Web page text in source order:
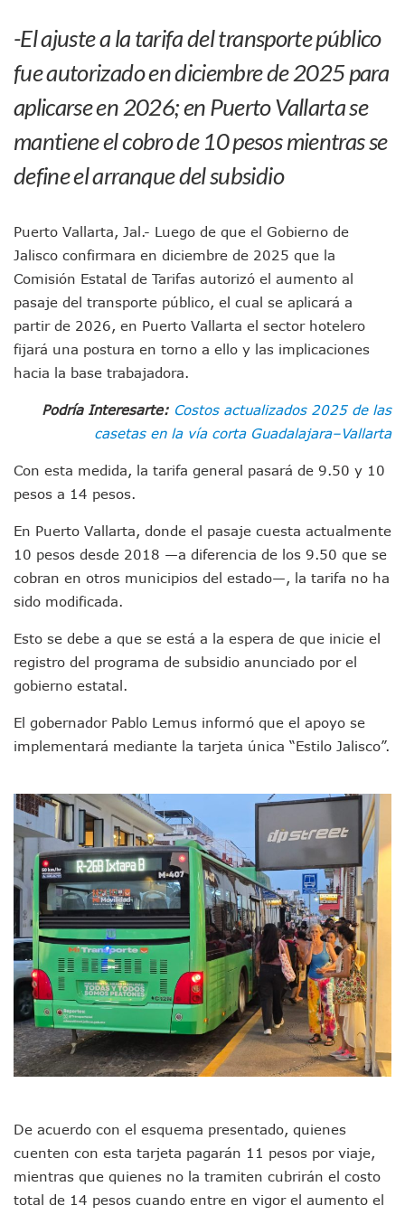
Cae El “R1”, Presunto Autor Intelectual Del Homicidio De
Citan A Siete Integrantes De La Semar Por Investigación
IMSS Invierte 12.6 MDP En Remodelar Urgencias Del
En Abril 2027 Terminarán El Centro Regional De Autismo
Puerto Vallarta Fortalece Su Promoción En California Con
Accidente En Un RZR, Principal Hipótesis Por La Muerte
Este Viernes, Lemus Inaugurará El Sistema De
Hallazgo De Yareli Colmenares Tovar Eleva A 4 Cuerpos
Regresa A Puerto Vallarta La Premiación Nacional De La
Ra Aguilar Acompaña A Cientos De Familias En Las
Oleaje Y Riesgo Por Cocodrilos Mantienen Restricciones
“Kato” Supera El Abandono Y Comienza Una Nueva Vida
México Necesitaba 600 Mil Empleos; Solo Generó 262 Mil
Poderoso Terremoto Destruye Edificios Y Puentes En
Munguía Es El Sexto Mejor Alcalde De Jalisco, Según
Colectivos Piden A Lemus Más Ministerios Públicos Para
Avenida Federación En Puerto Vallarta Registra 80% De
Mercado Vallarta Incluye Reúne A Emprendedores Locales
Morenistas Imparten Taller En Puerto Vallarta
Ayutla Bajo Investigación Tras Reporte De Posible
Maleza Crece En Camellones De La Principal Avenida
Lluvias E Inundaciones No Detienen El Transporte Público
Juan Carlos Castro Realiza Asamblea Informativa En La
Viajar A Puerto Vallarta Este Verano Puede Costar Hasta
Buscan Reducir Riesgos Por Cocodrilos En Playas De
Vecinos De La Playita Reciben A Juan Carlos Castro
Asesinan En Oaxaca Al Periodista Francisco Alejandro
Yussara Canales Pide Transparencia Sobre Nuevo
Adultos Mayores De Ixtapa Tendrán Una “Casa De Día”
Mujeres Recorren Calles De Ixtapa Para Identificar
Bruno Blancas Convoca A Mesa De Análisis Para La
CUCosta E IMSS Nayarit Avanzan En Acuerdos Para
Videos De Presunto Convoy Armado Desatan Operativo
Playa Las Cocinas: Retiran Concesión Y Anuncian Plan De
Dr. Álvarez Zayas Dirige Plan De Salud Animal Y
Por Desaparición Forzada, Expolicías De Nayarit
“El Mayo” Zambada Es Condenado A Morir En Prisión En
Orgullo Vallartense: Zhoemí Luévanos Competirá En El
Brigada Forense Brindará Atención A Familias De
Vecinos De Vallarta 500 Exponen Queja De Vialidades A
Pelea De Extranjera Durante Función De “La Odisea” En
Joven Esgrimista De Puerto Vallarta Asegura Lugar En El
Monzón Mexicano Causará Lluvias Muy Fuertes En
Acusado De Homicidio En El Tuito Permanecerá Un Año
Descartan Riesgo De Tsunami Para Puerto Vallarta Tras
Retiran 10 Toneladas De Macroalga En Playa De
-El ajuste a la tarifa del transporte público
fue autorizado en diciembre de 2025 para
aplicarse en 2026; en Puerto Vallarta se
mantiene el cobro de 10 pesos mientras se
define el arranque del subsidio
Puerto Vallarta, Jal.- Luego de que el Gobierno de
Jalisco confirmara en diciembre de 2025 que la
Comisión Estatal de Tarifas autorizó el aumento al
pasaje del transporte público, el cual se aplicará a
partir de 2026, en Puerto Vallarta el sector hotelero
fijará una postura en torno a ello y las implicaciones
hacia la base trabajadora.
Podría Interesarte: Costos actualizados 2025 de las
casetas en la vía corta Guadalajara–Vallarta
Con esta medida, la tarifa general pasará de 9.50 y 10
pesos a 14 pesos.
En Puerto Vallarta, donde el pasaje cuesta actualmente
10 pesos desde 2018 —a diferencia de los 9.50 que se
cobran en otros municipios del estado—, la tarifa no ha
sido modificada.
Esto se debe a que se está a la espera de que inicie el
registro del programa de subsidio anunciado por el
gobierno estatal.
El gobernador Pablo Lemus informó que el apoyo se
implementará mediante la tarjeta única “Estilo Jalisco”.
De acuerdo con el esquema presentado, quienes
cuenten con esta tarjeta pagarán 11 pesos por viaje,
mientras que quienes no la tramiten cubrirán el costo
total de 14 pesos cuando entre en vigor el aumento el